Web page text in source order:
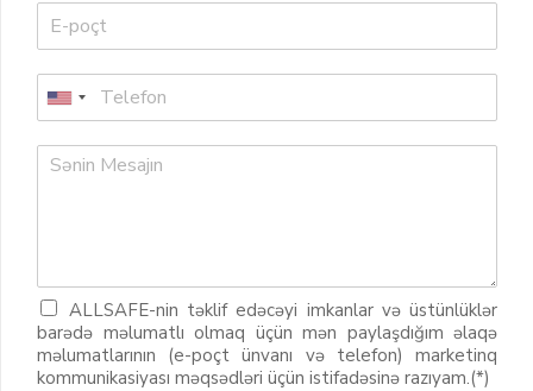
ALLSAFE-nin təklif edəcəyi imkanlar və üstünlüklər
barədə məlumatlı olmaq üçün mən paylaşdığım əlaqə
məlumatlarının (e-poçt ünvanı və telefon) marketinq
kommunikasiyası məqsədləri üçün istifadəsinə razıyam.(*)